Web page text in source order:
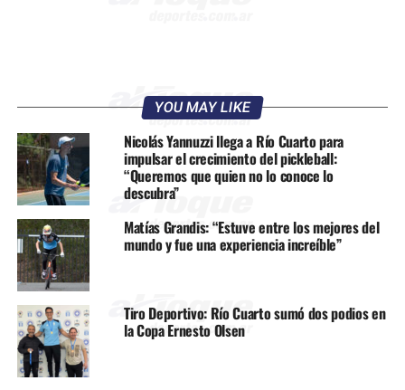
YOU MAY LIKE
Nicolás Yannuzzi llega a Río Cuarto para
impulsar el crecimiento del pickleball:
“Queremos que quien no lo conoce lo
descubra”
Matías Grandis: “Estuve entre los mejores del
mundo y fue una experiencia increíble”
Tiro Deportivo: Río Cuarto sumó dos podios en
la Copa Ernesto Olsen